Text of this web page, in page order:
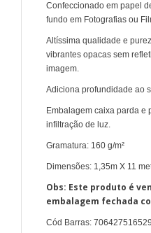
Confeccionado em papel
fundo em Fotografias ou
Altíssima qualidade e
vibrantes opacas sem
imagem.
Adiciona profundidade ao
Embalagem caixa parda e
infiltração de luz.
Gramatura: 160 g/m²
Dimensões: 1,35m X 11
Obs: Este produto é
embalagem fechada
Cód Barras: 706427516529